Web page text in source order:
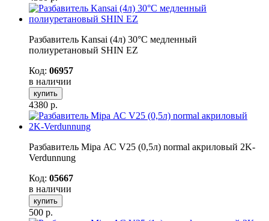
Разбавитель Kansai (4л) 30°С медленный
полиуретановый SHIN EZ
Код: 06957
в наличии
купить
4380 р.
Разбавитель Mipa АС V25 (0,5л) normal акриловый 2K-
Verdunnung
Код: 05667
в наличии
купить
500 р.